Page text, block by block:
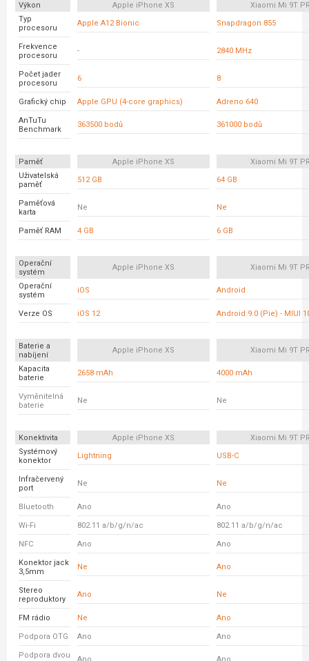
Výkon Apple iPhone XS
Xiaomi Mi 9T
Typ
procesoru
Apple A12 Bionic Snapdragon 855
Frekvence
procesoru
- 2840 MHz
Počet jader
procesoru
6 8
Grafický chip Apple GPU (4-core graphics) Adreno 640
AnTuTu
Benchmark
363500 bodů 361000 bodů
Paměť Apple iPhone XS
Xiaomi Mi 9T
Uživatelská
paměť
512 GB 64 GB
Paměťová
karta
Ne Ne
Paměť RAM 4 GB 6 GB
Operační
systém
Apple iPhone XS Xiaomi Mi 9T
Operační
systém
iOS Android
Verze OS iOS 12 Android 9.0 (Pie) - MIUI
Baterie a
nabíjení
Apple iPhone XS Xiaomi Mi 9T
Kapacita
baterie
2658 mAh 4000 mAh
Vyměnitelná
baterie
Ne Ne
Konektivita Apple iPhone XS
Xiaomi Mi 9T
Systémový
konektor
Lightning USB-C
Infračervený
port
Ne Ne
Bluetooth Ano Ano
Wi-Fi 802.11 a/b/g/n/ac 802.11 a/b/g/n/ac
NFC Ano Ano
Konektor jack
3,5mm
Ne Ano
Stereo
reproduktory
Ano Ne
FM rádio Ne Ano
Podpora OTG Ano Ano
Podpora dvou